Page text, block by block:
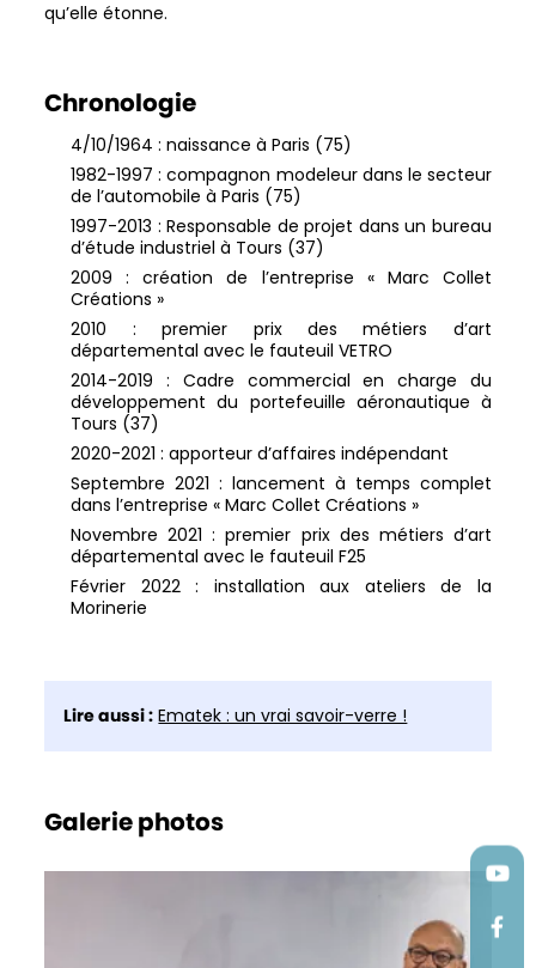
qu’elle étonne.
Chronologie
4/10/1964 : naissance à Paris (75)
1982-1997 : compagnon modeleur dans le secteur
de l’automobile à Paris (75)
1997-2013 : Responsable de projet dans un bureau
d’étude industriel à Tours (37)
2009 : création de l’entreprise « Marc Collet
Créations »
2010 : premier prix des métiers d’art
départemental avec le fauteuil VETRO
2014-2019 : Cadre commercial en charge du
développement du portefeuille aéronautique à
Tours (37)
2020-2021 : apporteur d’affaires indépendant
Septembre 2021 : lancement à temps complet
dans l’entreprise « Marc Collet Créations »
Novembre 2021 : premier prix des métiers d’art
départemental avec le fauteuil F25
​Février 2022 : installation aux ateliers de la
Morinerie
Lire aussi : Ematek : un vrai savoir-verre !
Galerie photos